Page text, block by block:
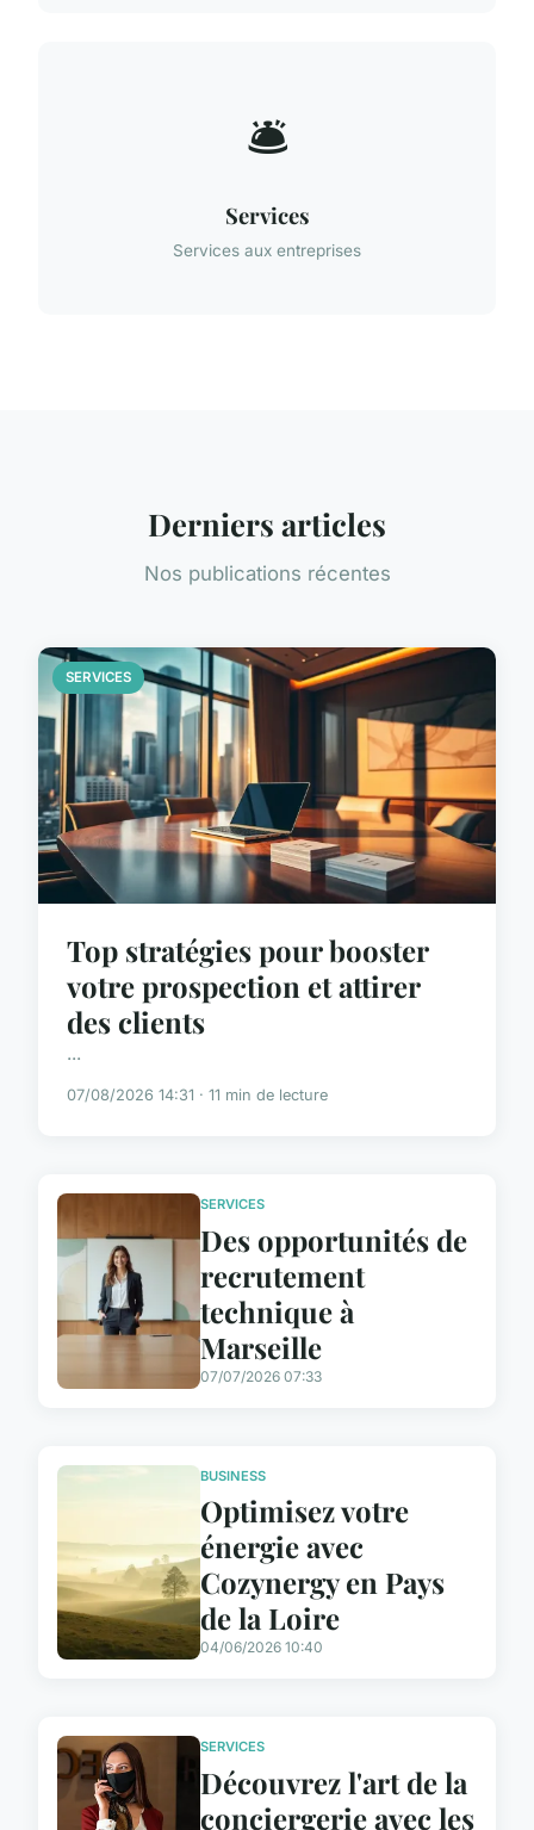
🛎️
Services
Services aux entreprises
Derniers articles
Nos publications récentes
SERVICES
Top stratégies pour booster
votre prospection et attirer
des clients
...
07/08/2026 14:31 · 11 min de lecture
SERVICES
Des opportunités de
recrutement
technique à
Marseille
07/07/2026 07:33
BUSINESS
Optimisez votre
énergie avec
Cozynergy en Pays
de la Loire
04/06/2026 10:40
SERVICES
Découvrez l'art de la
conciergerie avec les